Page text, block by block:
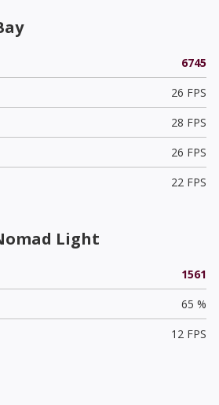
6745
26 FPS
28 FPS
26 FPS
22 FPS
Light
1561
65 %
12 FPS